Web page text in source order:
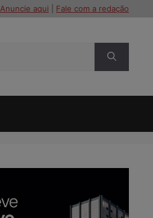
Anuncie aqui Fale com a redação